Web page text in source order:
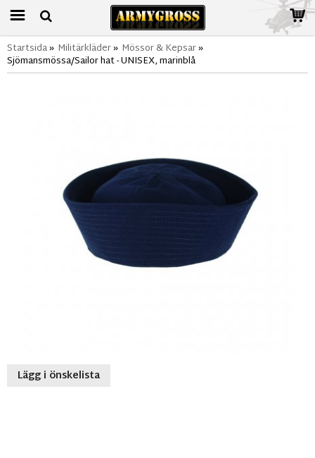
Startsida» Militärkläder» Mössor & Kepsar»
Sjömansmössa/Sailor hat - UNISEX, marinblå
Lägg i önskelista